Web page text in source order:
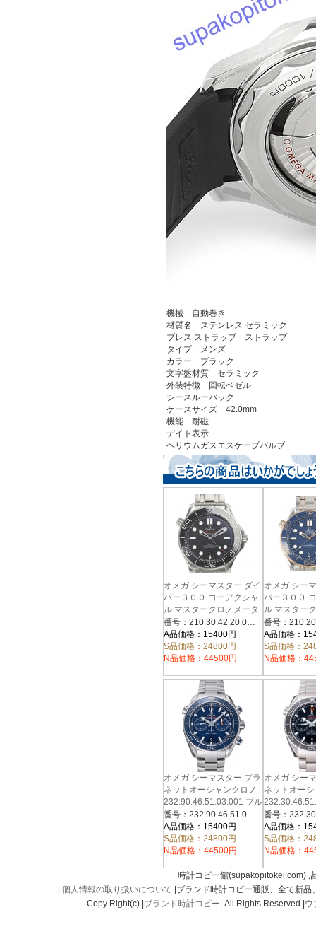
機械 自動巻き
材質名 ステンレス セラミック
ブレス ストラップ ストラップ
タイプ メンズ
カラー ブラック
文字盤材質 セラミック
外装特徴 回転ベゼル
シースルーバック
ケースサイズ 42.0mm
機能 耐磁
デイト表示
ヘリウムガスエスケープバルブ
オメガ シーマスター ダイ
バー３００ コーアクシャ
ル マスタークロノメータ
ー 210.30.42.20.01.001番号：210.30.42.20.01.001
A品価格：15400円
S品価格：24800円
N品価格：44500円
オメガ シー
バー３００
ル マスター
ー
A品価格：
S品価格：
N品価格：
オメガ シーマスター プラ
ネットオーシャンクロノ
232.90.46.51.03.001 ブル
ー
番号：232.90.46.51.03.001
A品価格：15400円
S品価格：24800円
N品価格：44500円
オメガ シー
ネットオー
ック
A品価格：
S品価格：
N品価格：
時計コピー館(supakopitokei.com)
個人情報の取り扱いについて |ブランド時計コピー通販、全て新
Copy Right(c) | ブランド時計コピー | All Rights Reserved.| ウ